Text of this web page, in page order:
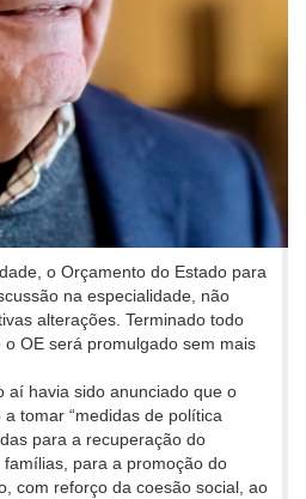
o Orçamento do Estado para
na especialidade, não
alterações. Terminado todo
OE será promulgado sem mais
aí havia sido anunciado que o
tomar “medidas de política
para a recuperação do
para a promoção do
com reforço da coesão social, ao